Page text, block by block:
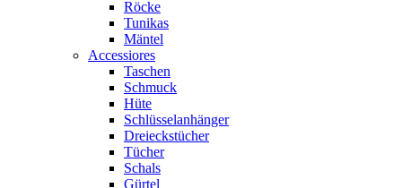
Röcke
Tunikas
Mäntel
Accessiores
Taschen
Schmuck
Hüte
Schlüsselanhänger
Dreieckstücher
Tücher
Schals
Gürtel